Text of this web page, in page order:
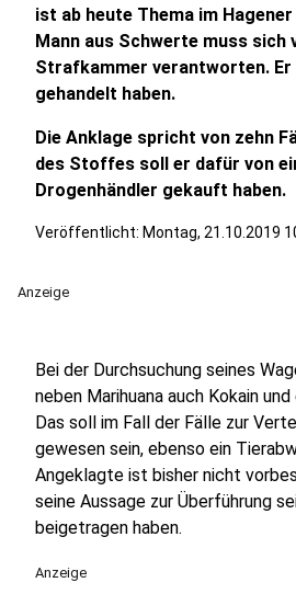
ist ab heute Thema im
Mann aus Schwerte muss sich
Strafkammer verantworten.
gehandelt haben.
Die Anklage spricht von zehn
des Stoffes soll er dafür von
Drogenhändler gekauft haben.
Veröffentlicht: Montag, 21.10.2019
Anzeige
Bei der Durchsuchung seines
neben Marihuana auch Kokain
Das soll im Fall der Fälle zur
gewesen sein, ebenso ein
Angeklagte ist bisher nicht
seine Aussage zur Überführung
beigetragen haben.
Anzeige